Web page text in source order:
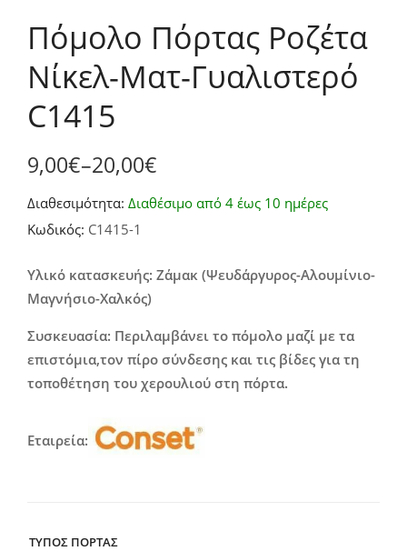
Πόμολο Πόρτας Ροζέτα
Νίκελ-Ματ-Γυαλιστερό
C1415
9,00€–20,00€
Price
range:
9,00€
through
20,00€
Διαθεσιμότητα: Διαθέσιμο από 4 έως 10 ημέρες
Κωδικός: C1415-1
Υλικό κατασκευής: Ζάμακ (Ψευδάργυρος-Αλουμίνιο-
Μαγνήσιο-Χαλκός)
Συσκευασία: Περιλαμβάνει το πόμολο μαζί με τα
επιστόμια,τον πίρο σύνδεσης και τις βίδες για τη
τοποθέτηση του χερουλιού στη πόρτα.
Εταιρεία:
ΤΥΠΟΣ ΠΟΡΤΑΣ